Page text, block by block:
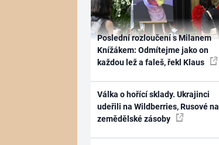
Poslední rozloučení s Milanem
Knížákem: Odmítejme jako on
každou lež a faleš, řekl Klaus
Válka o hořící sklady. Ukrajinci
udeřili na Wildberries, Rusové na
zemědělské zásoby